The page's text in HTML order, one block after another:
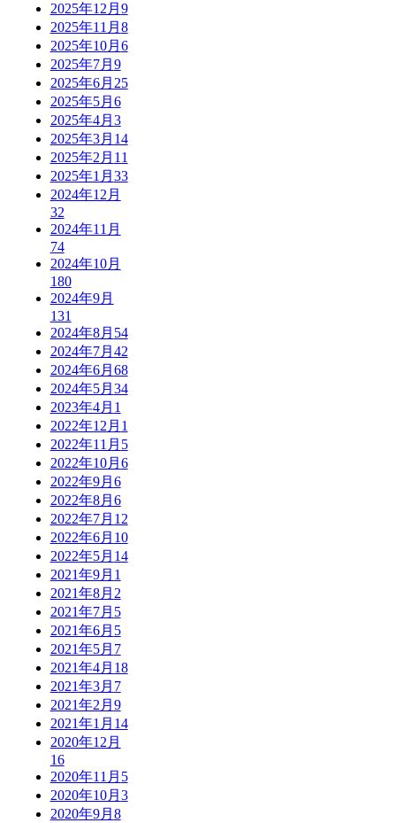
2025年12月 9
2025年11月 8
2025年10月 6
2025年7月 9
2025年6月 25
2025年5月 6
2025年4月 3
2025年3月 14
2025年2月 11
2025年1月 33
2024年12月
32
2024年11月
74
2024年10月
180
2024年9月
131
2024年8月 54
2024年7月 42
2024年6月 68
2024年5月 34
2023年4月 1
2022年12月 1
2022年11月 5
2022年10月 6
2022年9月 6
2022年8月 6
2022年7月 12
2022年6月 10
2022年5月 14
2021年9月 1
2021年8月 2
2021年7月 5
2021年6月 5
2021年5月 7
2021年4月 18
2021年3月 7
2021年2月 9
2021年1月 14
2020年12月
16
2020年11月 5
2020年10月 3
2020年9月 8